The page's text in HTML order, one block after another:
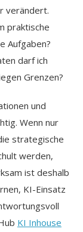
verändert.
praktische
Aufgaben?
darf ich
Grenzen?
und
Wenn nur
strategische
werden,
ist deshalb
KI-Einsatz
KI Inhouse